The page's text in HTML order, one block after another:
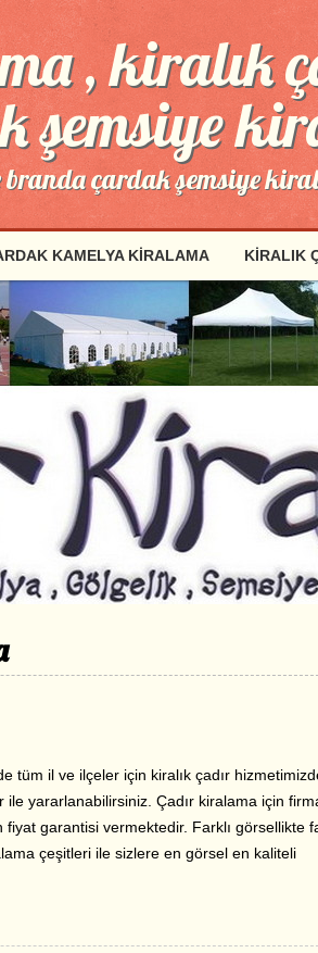
, kiralık
şemsiye
çardak şemsiye
KAMELYA KIRALAMA KIRALIK
tüm il ve ilçeler için kiralık çadır
ile yararlanabilirsiniz. Çadır kiralama için
garantisi vermektedir. Farklı görsellikte
çeşitleri ile sizlere en görsel en kaliteli